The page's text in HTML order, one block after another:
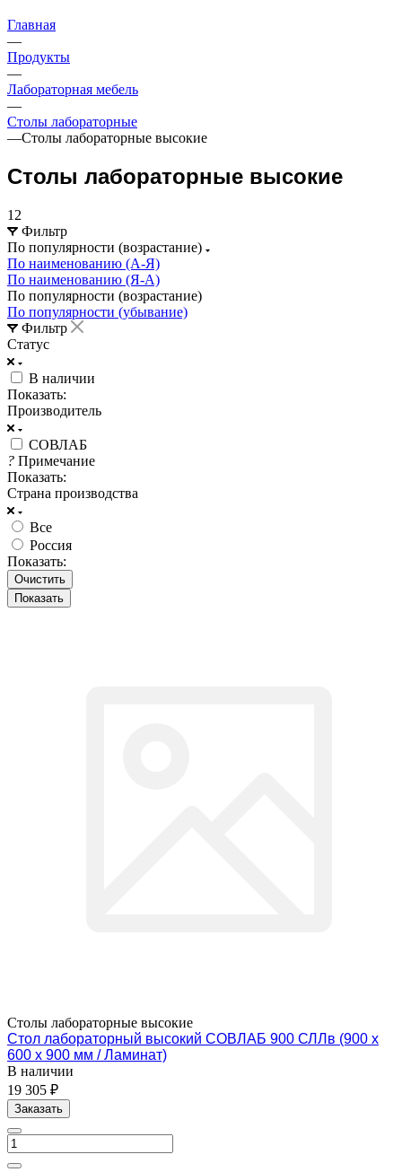
Главная
—
Продукты
—
Лабораторная мебель
—
Столы лабораторные
—Столы лабораторные высокие
Столы лабораторные высокие
12
Фильтр
По популярности (возрастание)
По наименованию (А-Я)
По наименованию (Я-А)
По популярности (возрастание)
По популярности (убывание)
Фильтр
Статус
В наличии
Показать:
Производитель
СОВЛАБ
? Примечание
Показать:
Страна производства
Все
Россия
Показать:
Очистить
Столы лабораторные высокие
Стол лабораторный высокий СОВЛАБ 900 СЛЛв (900 х
600 х 900 мм / Ламинат)
В наличии
19 305 ₽
Заказать